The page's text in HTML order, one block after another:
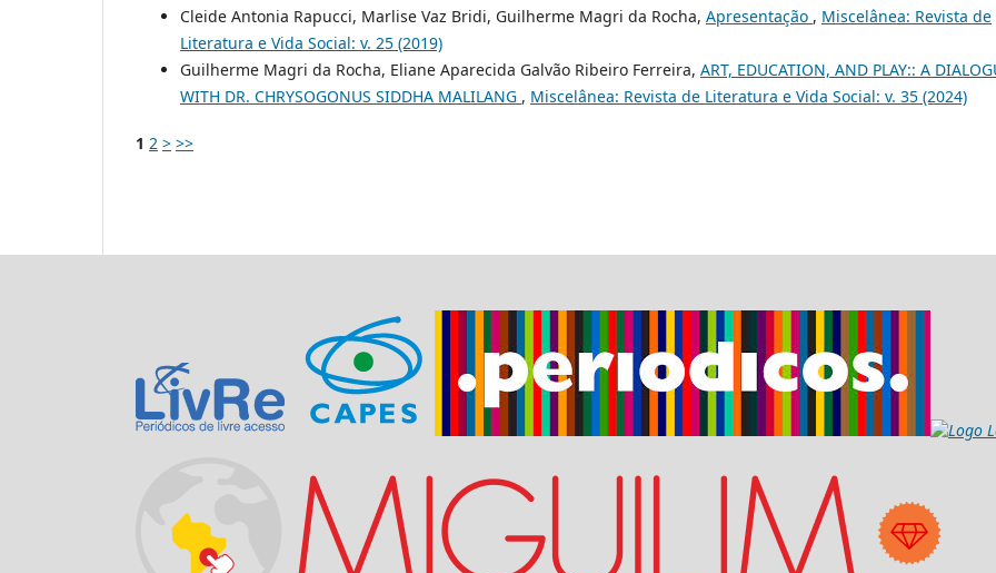
Cleide Antonia Rapucci, Marlise Vaz Bridi, Guilherme Magri da Rocha, Apresentação , Miscelânea: Revista de
Literatura e Vida Social: v. 25 (2019)
Guilherme Magri da Rocha, Eliane Aparecida Galvão Ribeiro Ferreira, ART, EDUCATION, AND PLAY:: A
WITH DR. CHRYSOGONUS SIDDHA MALILANG , Miscelânea: Revista de Literatura e Vida Social: v. 35 (2024)
1 2 > >>